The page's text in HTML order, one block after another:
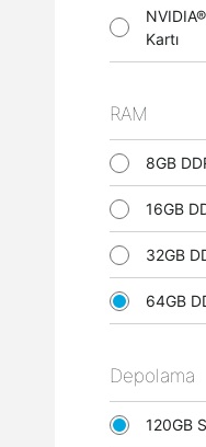
Kartı
RAM
8GB
16GB
32GB
64GB
Depolama
120GB